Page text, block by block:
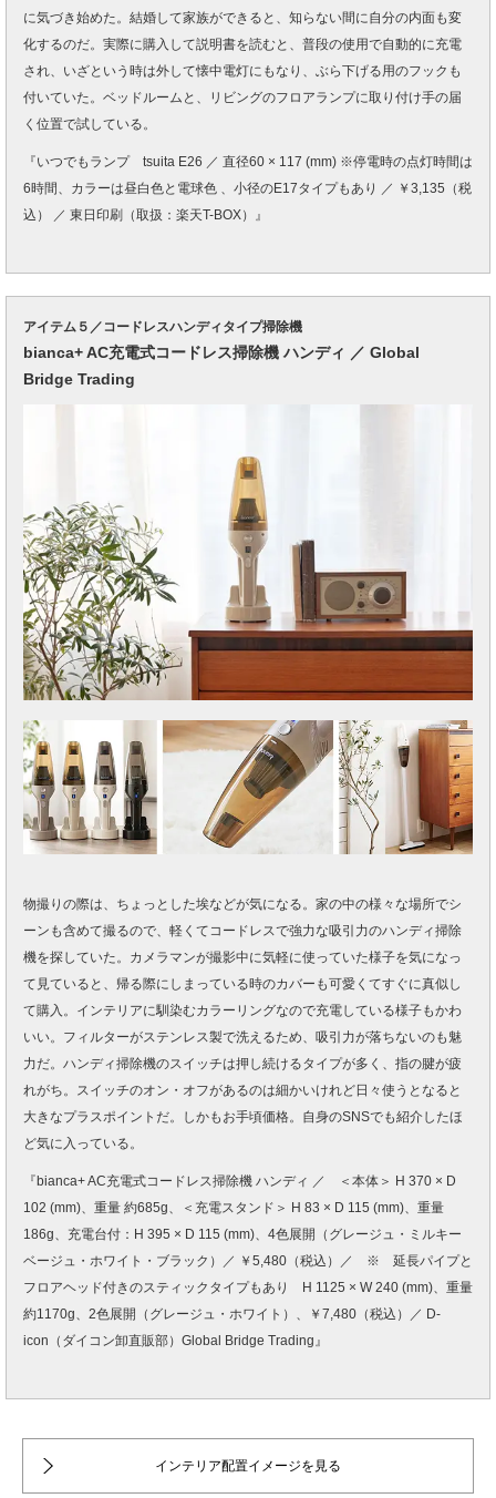
に気づき始めた。結婚して家族ができると、知らない間に自分の内面も変
化するのだ。実際に購入して説明書を読むと、普段の使用で自動的に充電
され、いざという時は外して懐中電灯にもなり、ぶら下げる用のフックも
付いていた。ベッドルームと、リビングのフロアランプに取り付け手の届
く位置で試している。
『いつでもランプ tsuita E26 ／ 直径60 × 117 (mm) ※停電時の点灯時間は
6時間、カラーは昼白色と電球色 、小径のE17タイプもあり ／ ￥3,135（税
込） ／ 東日印刷（取扱：楽天T-BOX）』
アイテム５／コードレスハンディタイプ掃除機
bianca+ AC充電式コードレス掃除機 ハンディ ／ Global
Bridge Trading
物撮りの際は、ちょっとした埃などが気になる。家の中の様々な場所でシ
ーンも含めて撮るので、軽くてコードレスで強力な吸引力のハンディ掃除
機を探していた。カメラマンが撮影中に気軽に使っていた様子を気になっ
て見ていると、帰る際にしまっている時のカバーも可愛くてすぐに真似し
て購入。インテリアに馴染むカラーリングなので充電している様子もかわ
いい。フィルターがステンレス製で洗えるため、吸引力が落ちないのも魅
力だ。ハンディ掃除機のスイッチは押し続けるタイプが多く、指の腱が疲
れがち。スイッチのオン・オフがあるのは細かいけれど日々使うとなると
大きなプラスポイントだ。しかもお手頃価格。自身のSNSでも紹介したほ
ど気に入っている。
『bianca+ AC充電式コードレス掃除機 ハンディ ／ ＜本体＞ H 370 × D
102 (mm)、重量 約685g、＜充電スタンド＞ H 83 × D 115 (mm)、重量
186g、充電台付：H 395 × D 115 (mm)、4色展開（グレージュ・ミルキー
ベージュ・ホワイト・ブラック）／ ￥5,480（税込）／ ※ 延長パイプと
フロアヘッド付きのスティックタイプもあり H 1125 × W 240 (mm)、重量
約1170g、2色展開（グレージュ・ホワイト）、￥7,480（税込）／ D-
icon（ダイコン卸直販部）Global Bridge Trading』
インテリア配置イメージを見る